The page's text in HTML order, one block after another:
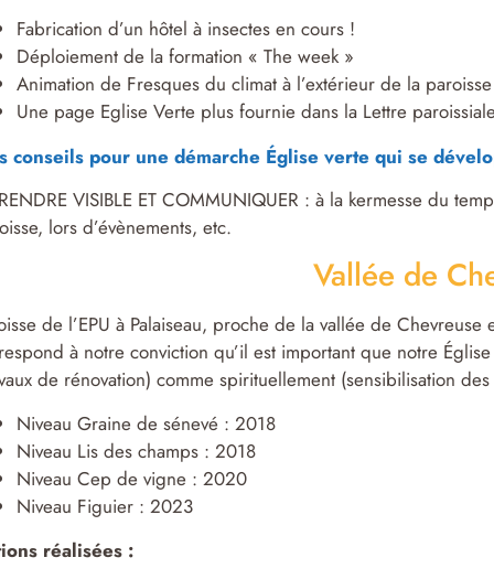
Fabrication d’un hôtel à insectes en cours !
Déploiement de la formation « The week »
Animation de Fresques du climat à l’extérieur de la paroisse
Une page Eglise Verte plus fournie dans la Lettre
conseils pour une démarche Église verte qui se
VISIBLE ET COMMUNIQUER : à la kermesse du
lors d’évènements, etc.
Vallée de
de l’EPU à Palaiseau, proche de la vallée de
à notre conviction qu’il est important que notre
de rénovation) comme spirituellement (sensibilisation
Niveau Graine de sénevé : 2018
Niveau Lis des champs : 2018
Niveau Cep de vigne : 2020
Niveau Figuier : 2023
réalisées :